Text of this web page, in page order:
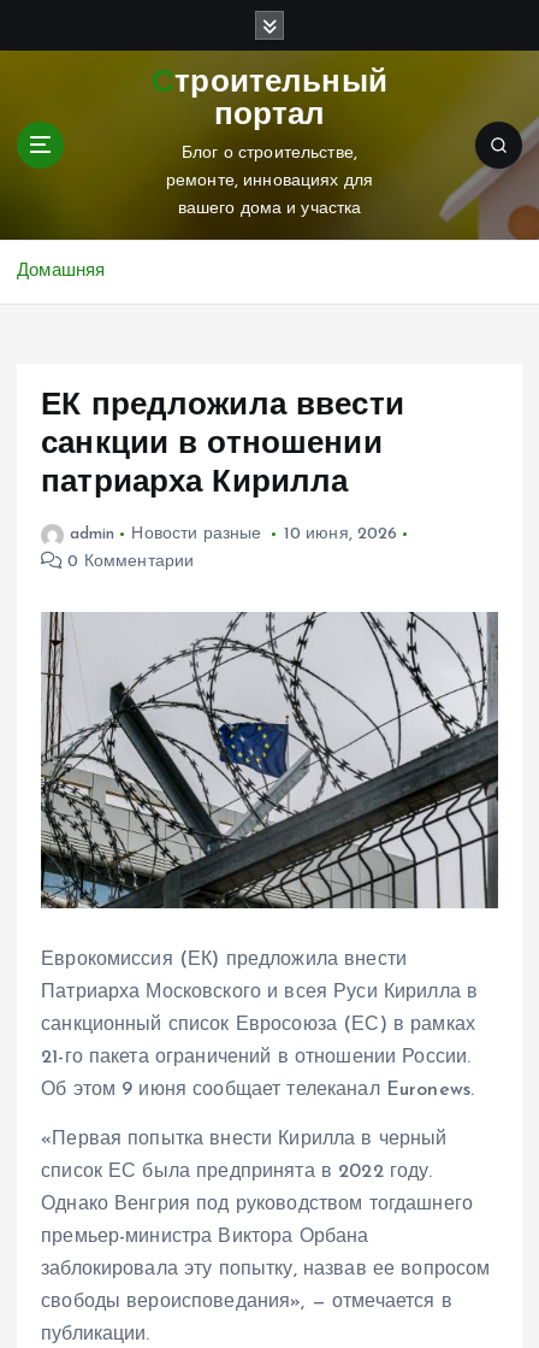
Строительный
портал
Блог о строительстве,
ремонте, инновациях для
вашего дома и участка
Домашняя
ЕК предложила ввести
санкции в отношении
патриарха Кирилла
admin Новости разные
10 июня, 2026
0 Комментарии
Еврокомиссия (ЕК) предложила внести
Патриарха Московского и всея Руси Кирилла в
санкционный список Евросоюза (ЕС) в рамках
21-го пакета ограничений в отношении России.
Об этом 9 июня сообщает телеканал Euronews.
«Первая попытка внести Кирилла в черный
список ЕС была предпринята в 2022 году.
Однако Венгрия под руководством тогдашнего
премьер-министра Виктора Орбана
заблокировала эту попытку, назвав ее вопросом
свободы вероисповедания», — отмечается в
публикации.